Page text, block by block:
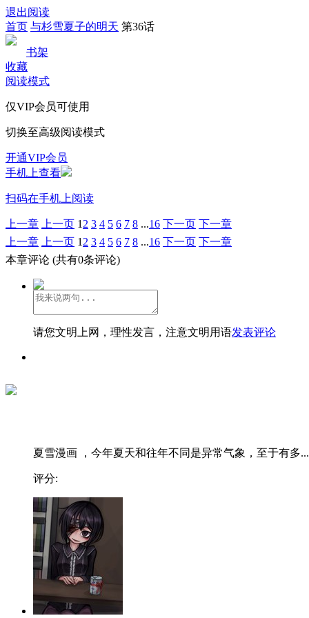
退出阅读
首页 与杉雪夏子的明天 第36话
书架
收藏
阅读模式
仅VIP会员可使用
切换至高级阅读模式
开通VIP会员
手机上查看
扫码在手机上阅读
上一章 上一页 1 2 3 4 5 6 7 8 ...16 下一页 下一章
上一章
上一页 1 2 3 4 5 6 7 8 ...16 下一页 下一章
本章评论 (共有0条评论)
请您文明上网，理性发言，注意文明用语发表评论
夏雪漫画 ，今年夏天和往年不同是异常气象，至于有多...
评分: